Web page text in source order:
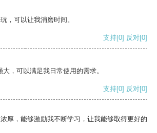
，可以让我消磨时间。
支持[0] 反对[0]
，可以满足我日常使用的需求。
支持[0] 反对[0]
厚，能够激励我不断学习，让我能够取得更好的